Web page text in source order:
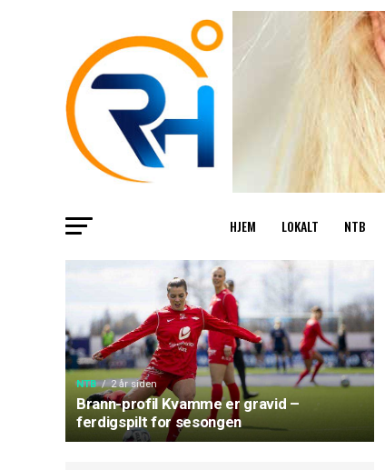
HJEM LOKALT NTB
NTB 2 år siden
Brann-profil Kvamme er gravid –
ferdigspilt for sesongen